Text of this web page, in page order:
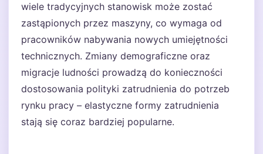
wiele tradycyjnych stanowisk może zostać
zastąpionych przez maszyny, co wymaga od
pracowników nabywania nowych umiejętności
technicznych. Zmiany demograficzne oraz
migracje ludności prowadzą do konieczności
dostosowania polityki zatrudnienia do potrzeb
rynku pracy – elastyczne formy zatrudnienia
stają się coraz bardziej popularne.